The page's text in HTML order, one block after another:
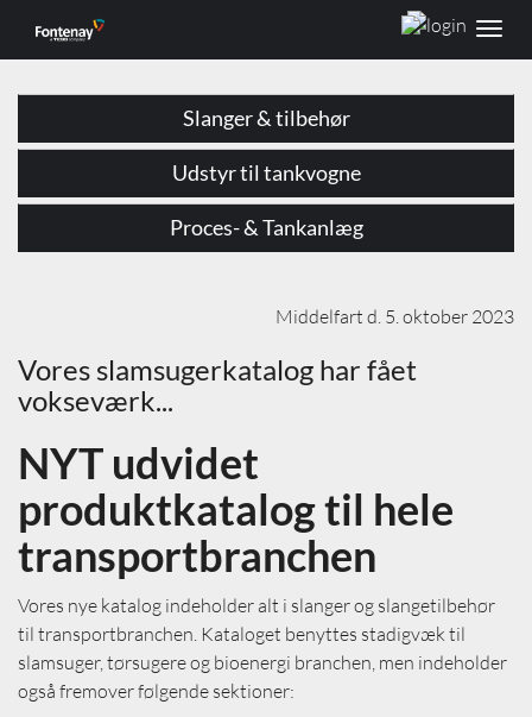
Slanger & tilbehør
Udstyr til tankvogne
Proces- & Tankanlæg
Middelfart d. 5. oktober 2023
Vores slamsugerkatalog har fået
vokseværk...
NYT udvidet
produktkatalog til hele
transportbranchen
Vores nye katalog indeholder alt i slanger og slangetilbehør
til transportbranchen. Kataloget benyttes stadigvæk til
slamsuger, tørsugere og bioenergi branchen, men indeholder
også fremover følgende sektioner: